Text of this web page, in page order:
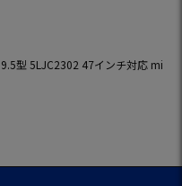
型 5LJC2302 47インチ対応 mi